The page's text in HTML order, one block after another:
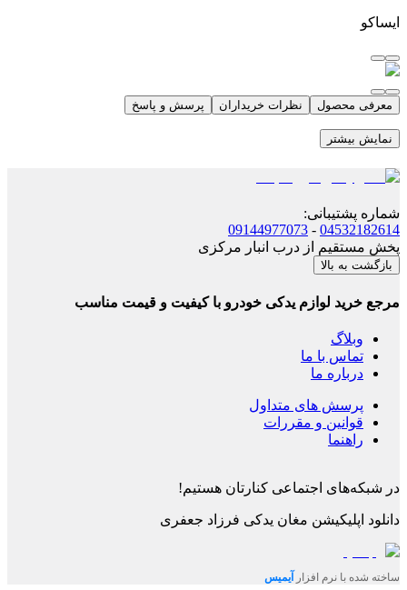
ایساکو
معرفی محصول نظرات خریداران پرسش و پاسخ
نمایش بیشتر
شماره پشتیبانی:
04532182614
-
09144977073
پخش مستقیم از درب انبار مرکزی
بازگشت به بالا
مرجع خرید لوازم یدکی خودرو با کیفیت و قیمت مناسب
وبلاگ
تماس با ما
درباره ما
پرسش های متداول
قوانین و مقررات
راهنما
در شبکه‌های اجتماعی کنارتان هستیم!
دانلود اپلیکیشن مغان یدکی فرزاد جعفری
ساخته شده با نرم افزار آیمیس